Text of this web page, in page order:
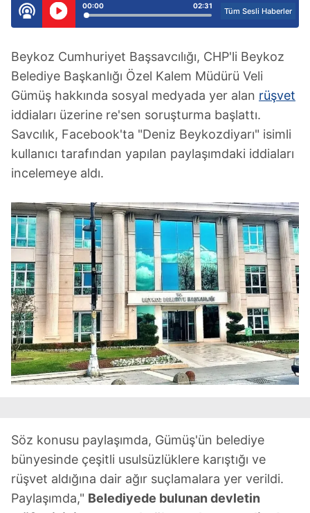
02:31
00:00
Tüm Sesli Haberler
Beykoz Cumhuriyet Başsavcılığı, CHP'li Beykoz
Belediye Başkanlığı Özel Kalem Müdürü Veli
Gümüş hakkında sosyal medyada yer alan rüşvet
iddiaları üzerine re'sen soruşturma başlattı.
Savcılık, Facebook'ta "Deniz Beykozdiyarı" isimli
kullanıcı tarafından yapılan paylaşımdaki iddiaları
incelemeye aldı.
Söz konusu paylaşımda, Gümüş'ün belediye
bünyesinde çeşitli usulsüzlüklere karıştığı ve
rüşvet aldığına dair ağır suçlamalara yer verildi.
Paylaşımda," Belediyede bulunan devletin